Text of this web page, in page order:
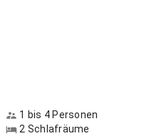
1 bis 4 Personen
2 Schlafräume